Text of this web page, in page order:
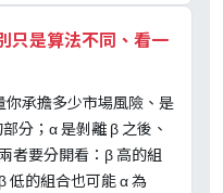
只是算法不同、看一
你承擔多少市場風險、是
分；α 是剝離 β 之後、
者要分開看：β 高的組
低的組合也可能 α 為